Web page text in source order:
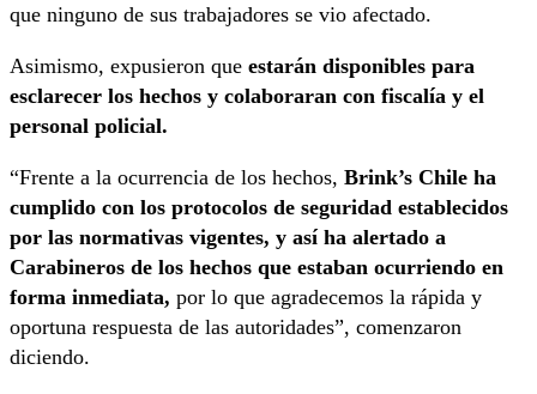
que ninguno de sus trabajadores se vio afectado.
Asimismo, expusieron que estarán disponibles para
esclarecer los hechos y colaboraran con fiscalía y el
personal policial.
“Frente a la ocurrencia de los hechos, Brink’s Chile ha
cumplido con los protocolos de seguridad establecidos
por las normativas vigentes, y así ha alertado a
Carabineros de los hechos que estaban ocurriendo en
forma inmediata, por lo que agradecemos la rápida y
oportuna respuesta de las autoridades”, comenzaron
diciendo.